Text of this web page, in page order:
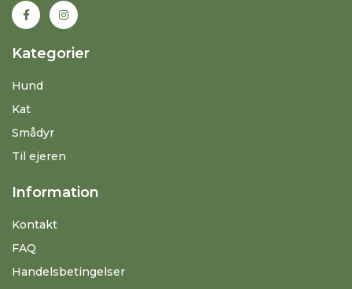
Kategorier
Hund
Kat
Smådyr
Til ejeren
Information
Kontakt
FAQ
Handelsbetingelser